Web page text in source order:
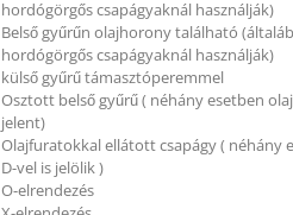
hordógörgős csapágyaknál használják)
Belső gyűrűn olajhorony található
hordógörgős csapágyaknál használják)
külső gyűrű támasztóperemmel
Osztott belső gyűrű ( néhány esetben
jelent)
Olajfuratokkal ellátott csapágy ( néhány
D-vel is jelölik )
O-elrendezés